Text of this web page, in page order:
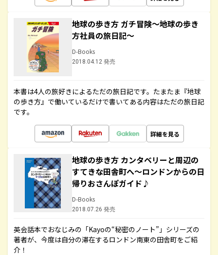
地球の歩き方 ガチ冒険～地球の歩き
方社員の旅日記～
D-Books
2018.04.12 発売
本書は4人の旅好きによるただの旅日記です。たまたま『地球
の歩き方』で働いているだけで書いてある内容はただの旅日記
です。
詳細を見る
地球の歩き方 カンタベリーと周辺の
すてきな田舎町へ～ロンドンからの日
帰りおさんぽガイド♪
D-Books
2018.07.26 発売
英会話本でおなじみの「Kayoの“秘密のノート”」シリーズの
著者が、今度は自分の滞在するロンドン南東の田舎町をご紹
介！